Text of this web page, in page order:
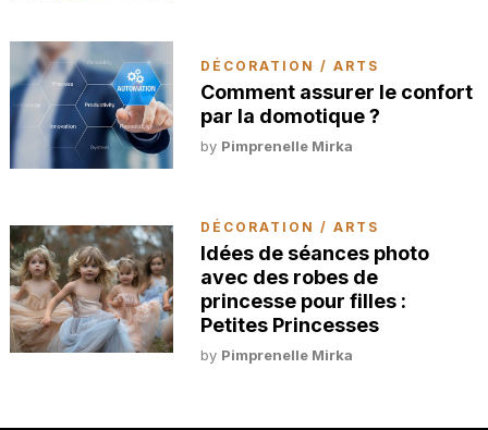
DÉCORATION / ARTS
Comment assurer le confort
par la domotique ?
by Pimprenelle Mirka
DÉCORATION / ARTS
Idées de séances photo
avec des robes de
princesse pour filles :
Petites Princesses
by Pimprenelle Mirka